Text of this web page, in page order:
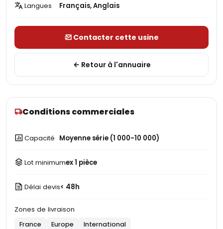
Langues Français, Anglais
Contacter cette usine
Retour à l'annuaire
Conditions commerciales
Capacité Moyenne série (1 000-10 000)
Lot minimumex 1 pièce
Délai devis< 48h
Zones de livraison
France Europe International